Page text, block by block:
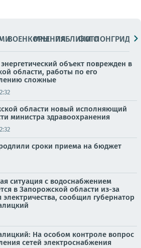
ВОЕНКОРЫМНЕНИЯПАБЛИКИ
ФОТОЛОНГРИДЫ
объект поврежден в
области, работы по его
сложные
области новый исполняющий
министра здравоохранения
сроки приема на бюджет
ситуация с водоснабжением
в Запорожской области из-за
электричества, сообщил губернатор
На особом контроле вопрос
сетей электроснабжения